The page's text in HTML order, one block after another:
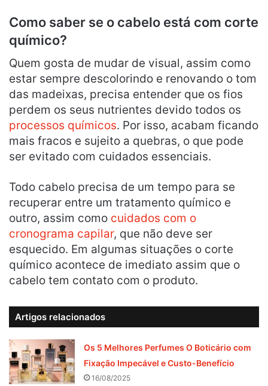
Como saber se o cabelo está com corte
químico?
Quem gosta de mudar de visual, assim como
estar sempre descolorindo e renovando o tom
das madeixas, precisa entender que os fios
perdem os seus nutrientes devido todos os
processos químicos. Por isso, acabam ficando
mais fracos e sujeito a quebras, o que pode
ser evitado com cuidados essenciais.
Todo cabelo precisa de um tempo para se
recuperar entre um tratamento químico e
outro, assim como cuidados com o
cronograma capilar, que não deve ser
esquecido. Em algumas situações o corte
químico acontece de imediato assim que o
cabelo tem contato com o produto.
Artigos relacionados
Os 5 Melhores Perfumes O Boticário com
Fixação Impecável e Custo-Benefício
16/08/2025